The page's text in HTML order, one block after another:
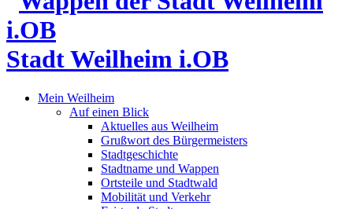
Stadt Weilheim i.OB
Mein Weilheim
Auf einen Blick
Aktuelles aus Weilheim
Grußwort des Bürgermeisters
Stadtgeschichte
Stadtname und Wappen
Ortsteile und Stadtwald
Mobilität und Verkehr